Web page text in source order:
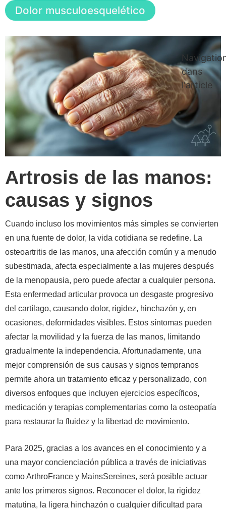
Dolor musculoesquelético
Artrosis de las manos:
causas y signos
Cuando incluso los movimientos más simples se convierten
en una fuente de dolor, la vida cotidiana se redefine. La
osteoartritis de las manos, una afección común y a menudo
subestimada, afecta especialmente a las mujeres después
de la menopausia, pero puede afectar a cualquier persona.
Esta enfermedad articular provoca un desgaste progresivo
del cartílago, causando dolor, rigidez, hinchazón y, en
ocasiones, deformidades visibles. Estos síntomas pueden
afectar la movilidad y la fuerza de las manos, limitando
gradualmente la independencia. Afortunadamente, una
mejor comprensión de sus causas y signos tempranos
permite ahora un tratamiento eficaz y personalizado, con
diversos enfoques que incluyen ejercicios específicos,
medicación y terapias complementarias como la osteopatía
para restaurar la fluidez y la libertad de movimiento.
Para 2025, gracias a los avances en el conocimiento y a
una mayor concienciación pública a través de iniciativas
como ArthroFrance y MainsSereines, será posible actuar
ante los primeros signos. Reconocer el dolor, la rigidez
matutina, la ligera hinchazón o cualquier dificultad para
dans
l'article